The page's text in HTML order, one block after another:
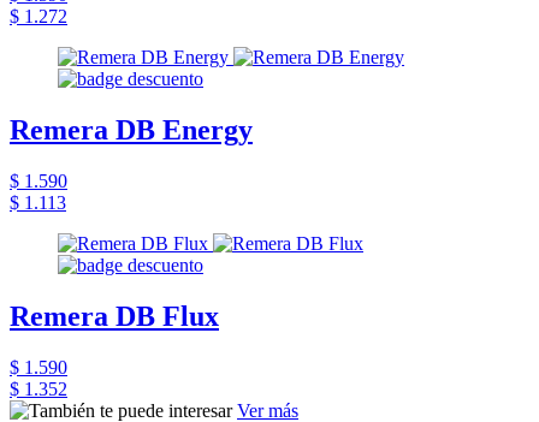
$ 1.272
Remera DB Energy
$ 1.590
$ 1.113
Remera DB Flux
$ 1.590
$ 1.352
Ver más